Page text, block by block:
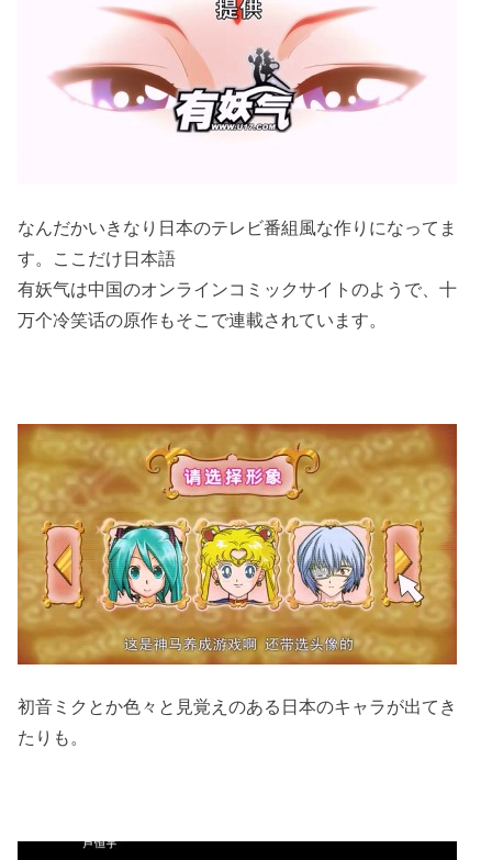
なんだかいきなり日本のテレビ番組風な作りになってま
す。ここだけ日本語
有妖气は中国のオンラインコミックサイトのようで、十
万个冷笑话の原作もそこで連載されています。
初音ミクとか色々と見覚えのある日本のキャラが出てき
たりも。